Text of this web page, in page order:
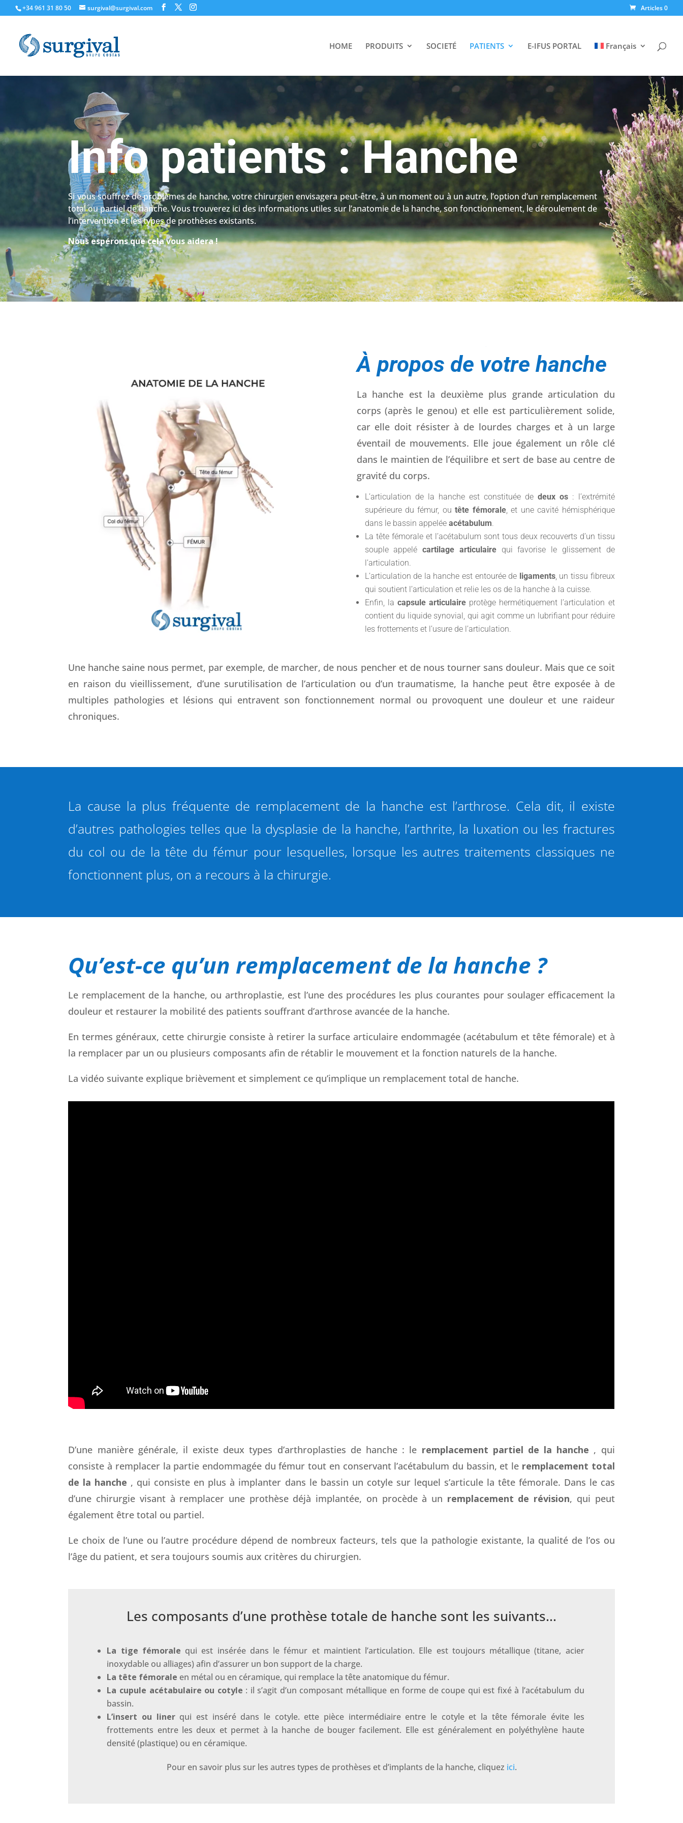
+34 961 31 80 50 surgival@surgival.com Articles 0
HOME PRODUITS SOCIETÉ PATIENTS E-IFUS PORTAL Français
Info patients : Hanche
Si vous souffrez de problèmes de hanche, votre chirurgien envisagera peut-être, à un moment ou à un autre, l’option d’un remplacement
total ou partiel de hanche. Vous trouverez ici des informations utiles sur l’anatomie de la hanche, son fonctionnement, le déroulement de
l’intervention et les types de prothèses existants.
Nous espérons que cela vous aidera !
À propos de votre hanche
La hanche est la deuxième plus grande articulation du
corps (après le genou) et elle est particulièrement solide,
car elle doit résister à de lourdes charges et à un large
éventail de mouvements. Elle joue également un rôle clé
dans le maintien de l’équilibre et sert de base au centre de
gravité du corps.
L’articulation de la hanche est constituée dedeux os : l’extrémité
supérieure du fémur, outête fémorale, et une cavité hémisphérique
dans le bassin appelée acétabulum.
La tête fémorale et l’acétabulum sont tous deux recouverts d’un tissu
souple appelécartilage articulairequi favorise le glissement de
l’articulation.
L’articulation de la hanche est entourée de ligaments, un tissu fibreux
qui soutient l’articulation et relie les os de la hanche à la cuisse.
Enfin, la capsule articulaire protège hermétiquement l’articulation et
contient du liquide synovial, qui agit comme un lubrifiant pour réduire
les frottements et l’usure de l’articulation.
Une hanche saine nous permet, par exemple, de marcher, de nous pencher et de nous tourner sans douleur. Mais que ce soit
en raison du vieillissement, d’une surutilisation de l’articulation ou d’un traumatisme, la hanche peut être exposée à de
multiples pathologies et lésions qui entravent son fonctionnement normal ou provoquent une douleur et une raideur
chroniques.
La cause la plus fréquente de remplacement de la hanche est l’arthrose. Cela dit, il existe
d’autres pathologies telles que la dysplasie de la hanche, l’arthrite, la luxation ou les fractures
du col ou de la tête du fémur pour lesquelles, lorsque les autres traitements classiques ne
fonctionnent plus, on a recours à la chirurgie.
Qu’est-ce qu’un remplacement de la hanche ?
Le remplacement de la hanche, ou arthroplastie, est l’une des procédures les plus courantes pour soulager efficacement la
douleur et restaurer la mobilité des patients souffrant d’arthrose avancée de la hanche.
En termes généraux, cette chirurgie consiste à retirer la surface articulaire endommagée (acétabulum et tête fémorale) et à
la remplacer par un ou plusieurs composants afin de rétablir le mouvement et la fonction naturels de la hanche.
La vidéo suivante explique brièvement et simplement ce qu’implique un remplacement total de hanche.
D’une manière générale, il existe deux types d’arthroplasties de hanche : le remplacement partiel de la hanche , qui
consiste à remplacer la partie endommagée du fémur tout en conservant l’acétabulum du bassin, et le remplacement total
de la hanche , qui consiste en plus à implanter dans le bassin un cotyle sur lequel s’articule la tête fémorale. Dans le cas
d’une chirurgie visant à remplacer une prothèse déjà implantée, on procède à un remplacement de révision, qui peut
également être total ou partiel.
Le choix de l’une ou l’autre procédure dépend de nombreux facteurs, tels que la pathologie existante, la qualité de l’os ou
l’âge du patient, et sera toujours soumis aux critères du chirurgien.
Les composants d’une prothèse totale de hanche sont les suivants...
La tige fémorale qui est insérée dans le fémur et maintient l’articulation. Elle est toujours métallique (titane, acier
inoxydable ou alliages) afin d’assurer un bon support de la charge.
La tête fémorale en métal ou en céramique, qui remplace la tête anatomique du fémur.
La cupule acétabulaire ou cotyle : il s’agit d’un composant métallique en forme de coupe qui est fixé à l’acétabulum du
bassin.
L’insert ou linerqui est inséré dans le cotyle. ette pièce intermédiaire entre le cotyle et la tête fémorale évite les
frottements entre les deux et permet à la hanche de bouger facilement. Elle est généralement en polyéthylène haute
densité (plastique) ou en céramique.
Pour en savoir plus sur les autres types de prothèses et d’implants de la hanche, cliquez ici.